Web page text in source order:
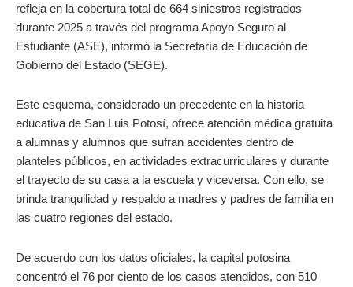
refleja en la cobertura total de 664 siniestros registrados
durante 2025 a través del programa Apoyo Seguro al
Estudiante (ASE), informó la Secretaría de Educación de
Gobierno del Estado (SEGE).
Este esquema, considerado un precedente en la historia
educativa de San Luis Potosí, ofrece atención médica gratuita
a alumnas y alumnos que sufran accidentes dentro de
planteles públicos, en actividades extracurriculares y durante
el trayecto de su casa a la escuela y viceversa. Con ello, se
brinda tranquilidad y respaldo a madres y padres de familia en
las cuatro regiones del estado.
De acuerdo con los datos oficiales, la capital potosina
concentró el 76 por ciento de los casos atendidos, con 510